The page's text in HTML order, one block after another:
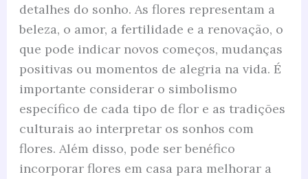
detalhes do sonho. As flores representam a
beleza, o amor, a fertilidade e a renovação, o
que pode indicar novos começos, mudanças
positivas ou momentos de alegria na vida. É
importante considerar o simbolismo
específico de cada tipo de flor e as tradições
culturais ao interpretar os sonhos com
flores. Além disso, pode ser benéfico
incorporar flores em casa para melhorar a